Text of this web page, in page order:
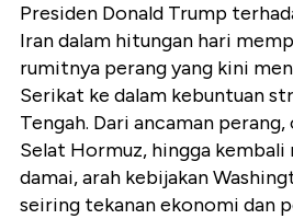
Presiden Donald Trump
Iran dalam hitungan hari
rumitnya perang yang kini
Serikat ke dalam kebuntuan
Tengah. Dari ancaman
Selat Hormuz, hingga kembali
damai, arah kebijakan
seiring tekanan ekonomi dan